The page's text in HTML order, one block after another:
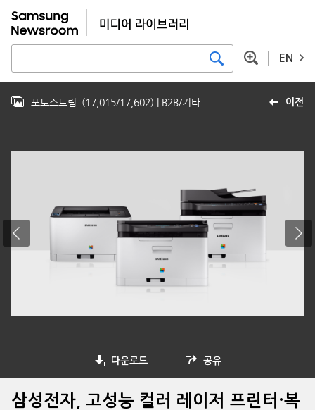
EN
이전
포토스트림 (17,015/17,602) | B2B/기타
다운로드 공유
삼성전자, 고성능 컬러 레이저 프린터·복